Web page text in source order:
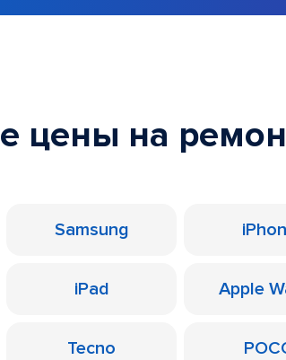
цены на
Samsung
iPad Apple
Tecno